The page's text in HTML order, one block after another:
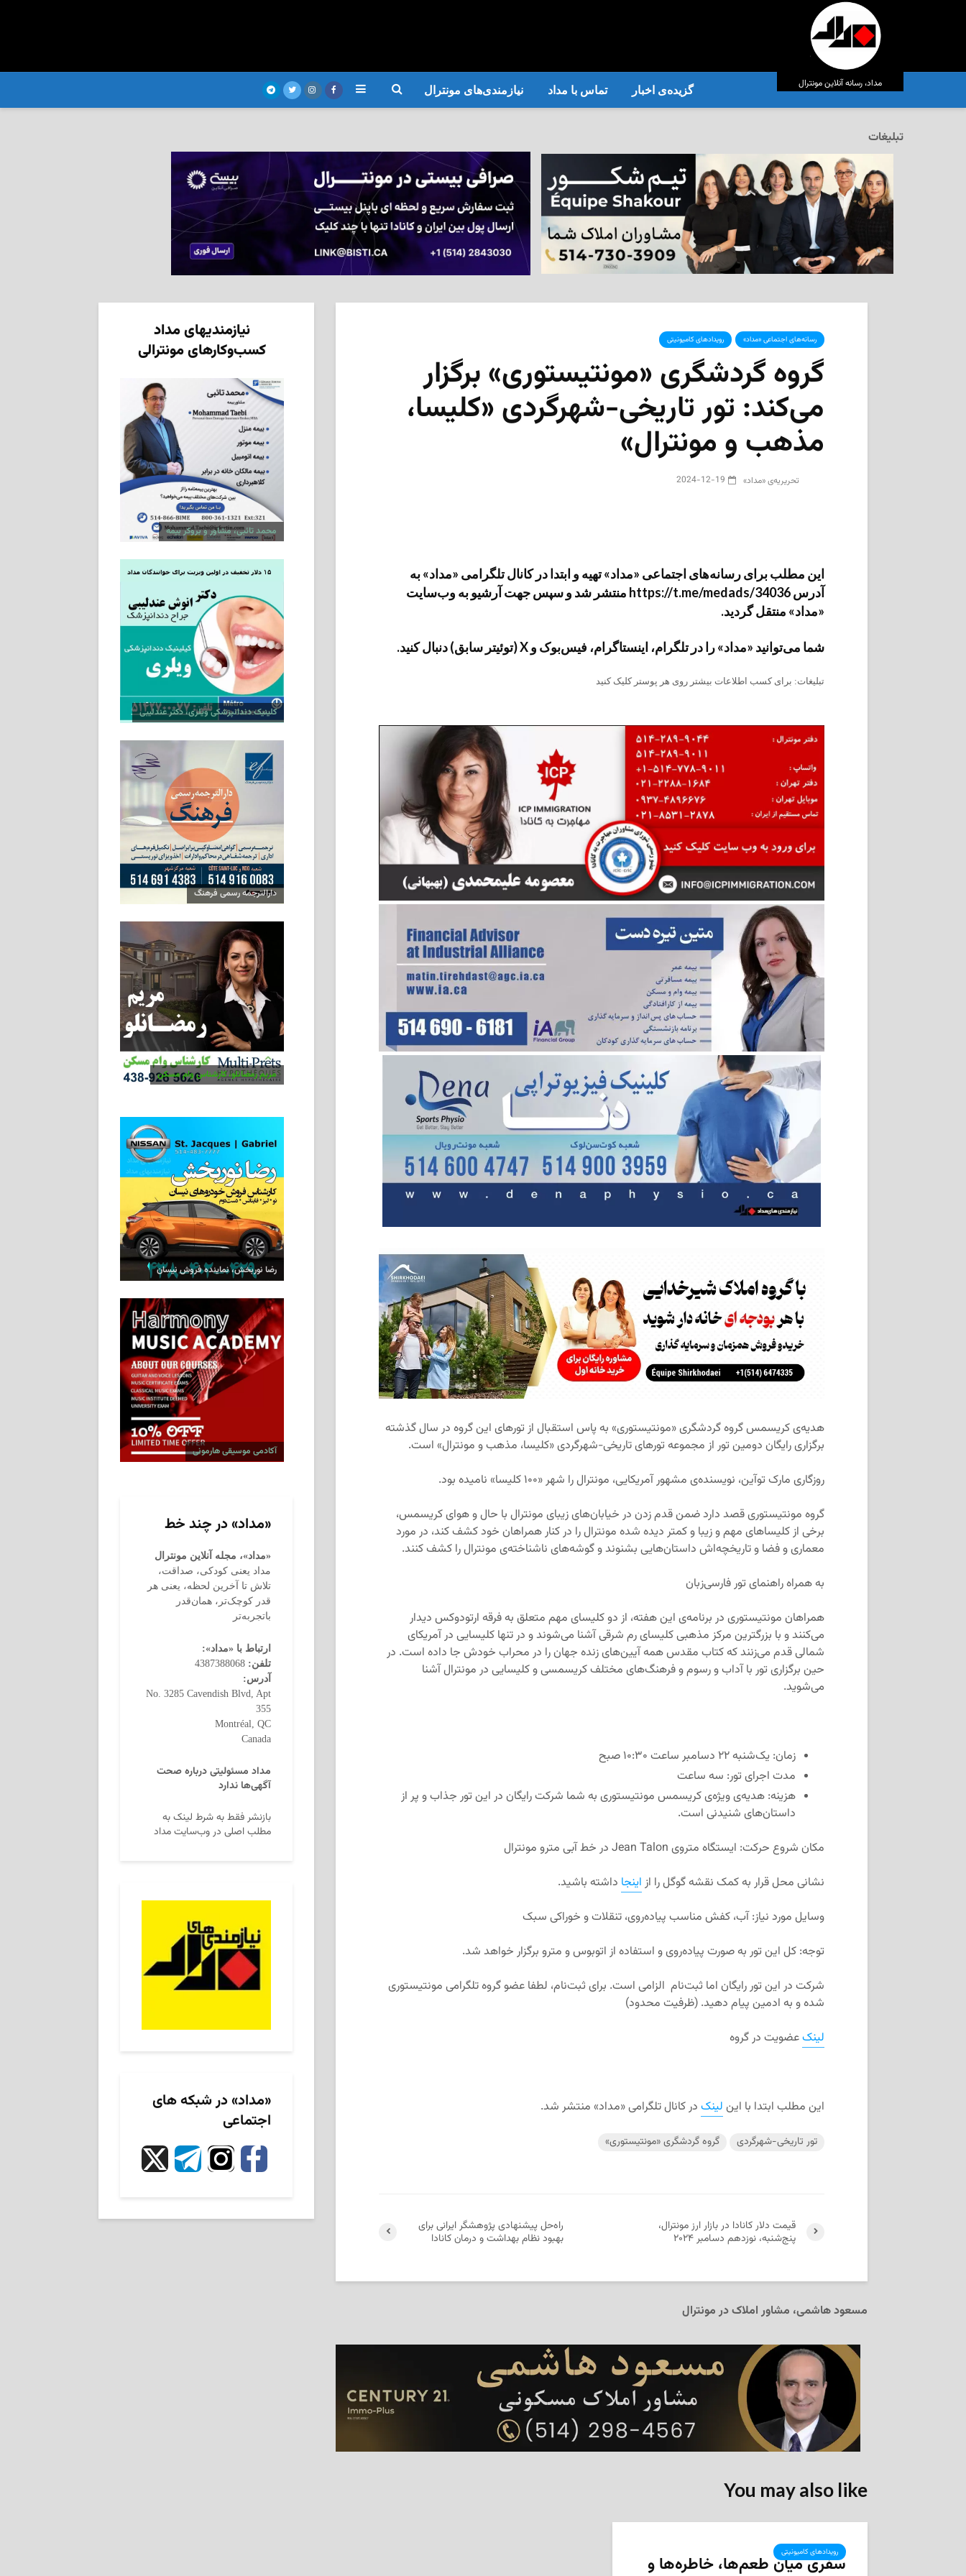
مداد، رسانه آنلاین مونترال گزیده‌ی‌ اخبار تماس با مداد نیازمندی‌های مونترال
تبلیغات
رسانه‌های اجتماعی «مداد» رویدادهای کامیونیتی
گروه گردشگری «مونتیستوری» برگزار
می‌کند: تور تاریخی-شهرگردی «کلیسا،
مذهب و مونترال»
تحریریه‌ی «مداد» 2024-12-19
این مطلب برای رسانه‌های اجتماعی «مداد» تهیه و ابتدا در کانال تلگرامی «مداد» به
آدرس https://t.me/medads/34036 منتشر شد و سپس جهت آرشیو به وب‌سایت
«مداد» منتقل گردید.
شما می‌توانید «مداد» را در تلگرام، اینستاگرام، فیس‌بوک و X (توئیتر سابق) دنبال کنید.
تبلیغات: برای کسب اطلاعات بیشتر روی هر پوستر کلیک کنید
هدیه‌ی کریسمس گروه گردشگری «مونتیستوری» به پاس استقبال از تورهای این گروه در سال گذشته
برگزاری رایگان دومین تور از مجموعه تورهای تاریخی-شهرگردی «کلیسا، مذهب و مونترال» است.
روزگاری مارک توآین، نویسنده‌ی مشهور آمریکایی، مونترال را شهر «۱۰۰ کلیسا» نامیده بود.
گروه مونتیستوری قصد دارد ضمن قدم زدن در خیابان‌های زیبای مونترال با حال و هوای کریسمس،
برخی از کلیساهای مهم و زیبا و‌ کمتر دیده شده مونترال را در کنار همراهان خود کشف کند، در مورد
معماری و فضا و تاریخچه‌اش داستان‌هایی بشنوند و گوشه‌های ناشناخته‌ی مونترال را کشف کنند.
به همراه راهنمای تور فارسی‌زبان
همراهان مونتیستوری در برنامه‌ی این هفته، از دو کلیسای مهم متعلق به فرقه ارتودوکس دیدار
می‌کنند و با بزرگترین مرکز مذهبی کلیسای رم شرقی آشنا می‌شوند و در تنها کلیسایی در آمریکای
شمالی قدم می‌زنند که کتاب مقدس همه آیین‌های زنده جهان را در محراب خودش جا داده است. در
حین برگزاری تور با آداب و رسوم و فرهنگ‌های مختلف کریسمسی و کلیسایی در مونترال آشنا
می‌شوید.
زمان: یک‌شنبه ۲۲ دسامبر ساعت ۱۰:۳۰ صبح
مدت اجرای تور: سه ساعت
هزینه: هدیه‌ی ویژه‌ی کریسمس مونتیستوری به شما شرکت رایگان در این تور جذاب و پر از
داستان‌های شنیدنی است.
مکان شروع حرکت: ایستگاه متروی Jean Talon در خط آبی مترو مونترال
نشانی محل قرار به کمک نقشه گوگل را از اینجا داشته باشید.
وسایل مورد نیاز: آب، کفش مناسب پیاده‌روی، تنقلات و خوراکی سبک‌
توجه: کل این تور به صورت پیاده‌روی و استفاده از اتوبوس و‌ مترو برگزار خواهد شد.‌
شرکت در این تور رایگان اما ثبت‌نام الزامی است. برای ثبت‌نام، لطفا عضو گروه تلگرامی مونتیستوری
شده و به ادمین پیام دهید. (ظرفیت محدود)
لینکعضویت در گروه
این مطلب ابتدا با این لینک در کانال تلگرامی «مداد» منتشر شد.
تور تاریخی-شهرگردی گروه گردشگری «مونتیستوری»
راه‌حل پیشنهادی پژوهشگر ایرانی برای
بهبود نظام بهداشت و درمان کانادا
قیمت دلار کانادا در بازار ارز مونترال،
پنج‌شنبه، نوزدهم دسامبر ۲۰۲۴
مسعود هاشمی، مشاور املاک در مونترال
You may also like
رویدادهای کامیونیتی
سفری میان طعم‌ها، خاطره‌ها و
نیازمندیهای مداد
کسب‌وکارهای مونترالی
محمد تائبی، مشاور و بروکر بیمه
کلینیک دندانپزشکی ویلری، دکتر عندلیبی
دارالترجمه رسمی فرهنگ
مریم رمضانلو، کارشناس وام مسکن
رضا نوربخش، نماینده فروش نیسان
آکادمی موسیقی هارمونی
«مداد» در چند خط
«مداد»، مجله آنلاین مونترال
مداد یعنی کودکی، صداقت،
تلاش تا آخرین لحظه، یعنی هر
قدر کوچک‌تر، همان‌قدر
باتجربه‌تر
ارتباط با «مداد»:
تلفن:
آدرس:
No. 3285 Cavendish Blvd, Apt
355
Montréal, QC
Canada
مداد مسئولیتی درباره صحت
آگهی‌ها ندارد
بازنشر فقط به شرط لینک به
مطلب اصلی در وب‌سایت مداد
«مداد» در شبکه های
اجتماعی